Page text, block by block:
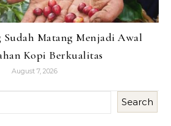
Sudah Matang Menjadi Awal
Kopi Berkualitas
August 7, 2026
Search